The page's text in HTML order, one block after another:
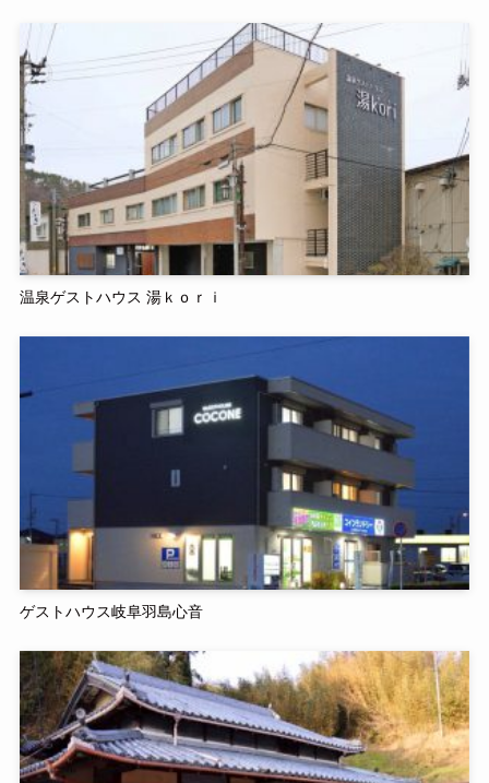
温泉ゲストハウス 湯ｋｏｒｉ
ゲストハウス岐阜羽島心音